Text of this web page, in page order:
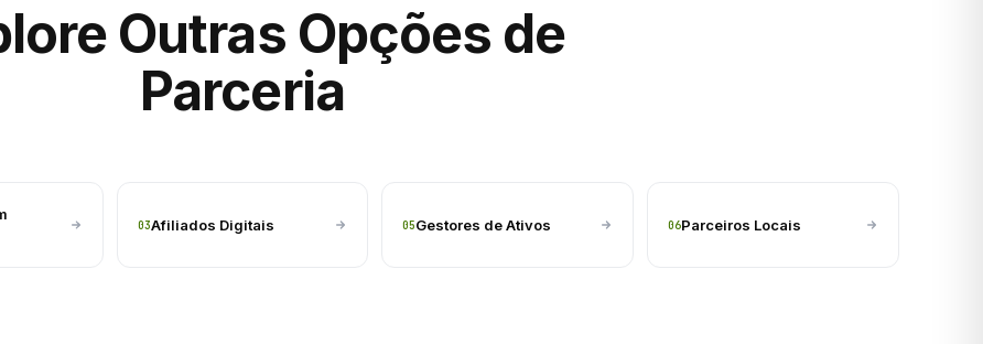
Outras Opções de
Parceria
03Afiliados Digitais 05Gestores de Ativos 06Parceiros Locais